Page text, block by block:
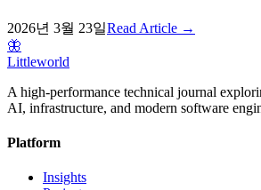
2026년 3월 23일Read Article →
🦋
Littleworld
A high-performance technical journal
AI, infrastructure, and modern software
Platform
Insights